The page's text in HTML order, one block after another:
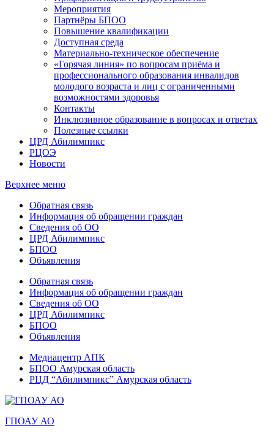
Мероприятия
Партнёры БПОО
Повышение квалификации
Доступная среда
Материально-техническое обеспечение
«Горячая линия» по вопросам приёма и
профессионального образования инвалидов
молодого возраста и лиц с ограниченными
возможностями здоровья
Контакты
Инклюзивное образование в вопросах и ответах
Полезные ссылки
ЦРД Абилимпикс
РЦОЭ
Новости
Верхнее меню
Обратная связь
Информация об обращении граждан
Сведения об ОО
ЦРД Абилимпикс
БПОО
Объявления
Обратная связь
Информация об обращении граждан
Сведения об ОО
ЦРД Абилимпикс
БПОО
Объявления
Медиацентр АПК
БПОО Амурская область
РЦД “Абилимпикс” Амурская область
ГПОАУ АО